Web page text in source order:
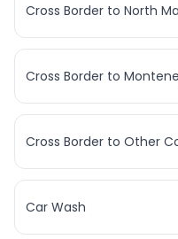
Cross Border to North
Cross Border to
Cross Border to Other
Car Wash